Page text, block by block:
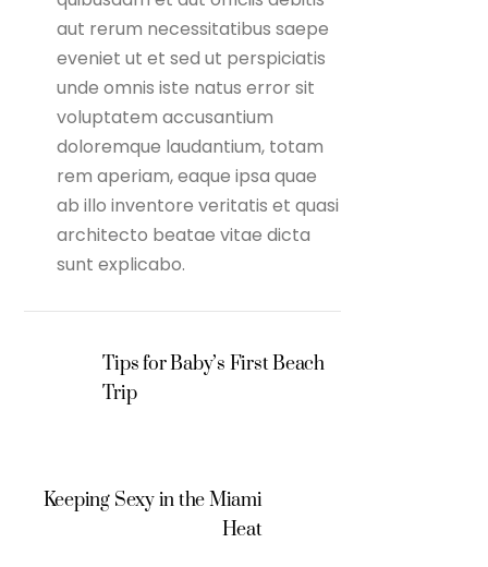
aut rerum necessitatibus saepe
eveniet ut et sed ut perspiciatis
unde omnis iste natus error sit
voluptatem accusantium
doloremque laudantium, totam
rem aperiam, eaque ipsa quae
ab illo inventore veritatis et quasi
architecto beatae vitae dicta
sunt explicabo.
Tips for Baby’s First Beach
Trip
Keeping Sexy in the Miami
Heat